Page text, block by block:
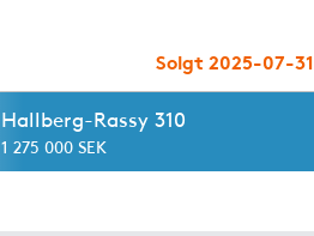
Solgt 2025-07-31
Hallberg-Rassy 310
1 275 000 SEK